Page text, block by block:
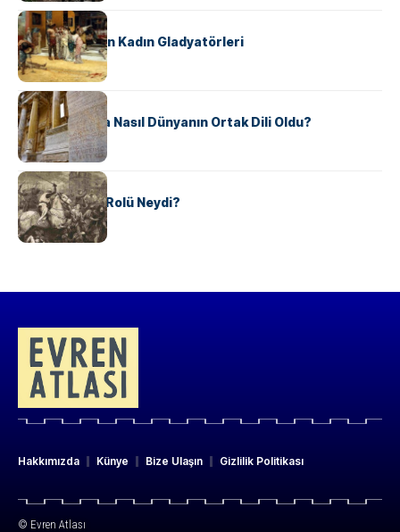
KÜLTÜR
Antik Roma’nın Kadın Gladyatörleri
KÜLTÜR
Antik Yunanca Nasıl Dünyanın Ortak Dili Oldu?
KÜLTÜR
Valdensler’in Rolü Neydi?
Hakkımızda Künye Bize Ulaşın Gizlilik Politikası
© Evren Atlası